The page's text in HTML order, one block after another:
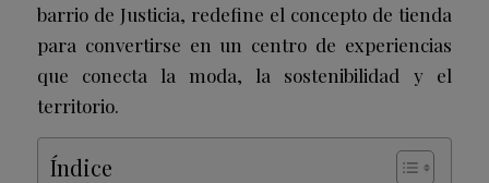
barrio de Justicia, redefine el concepto de tienda
para convertirse en un centro de experiencias
que conecta la moda, la sostenibilidad y el
territorio.
Índice